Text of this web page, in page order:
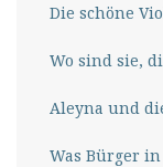
Die schöne
Wo sind sie,
Aleyna und
Was Bürger